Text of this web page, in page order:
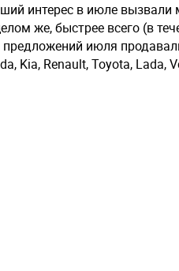
интерес в июле вызвали
же, быстрее всего (в
июля
Kia, Renault, Toyota, Lada,